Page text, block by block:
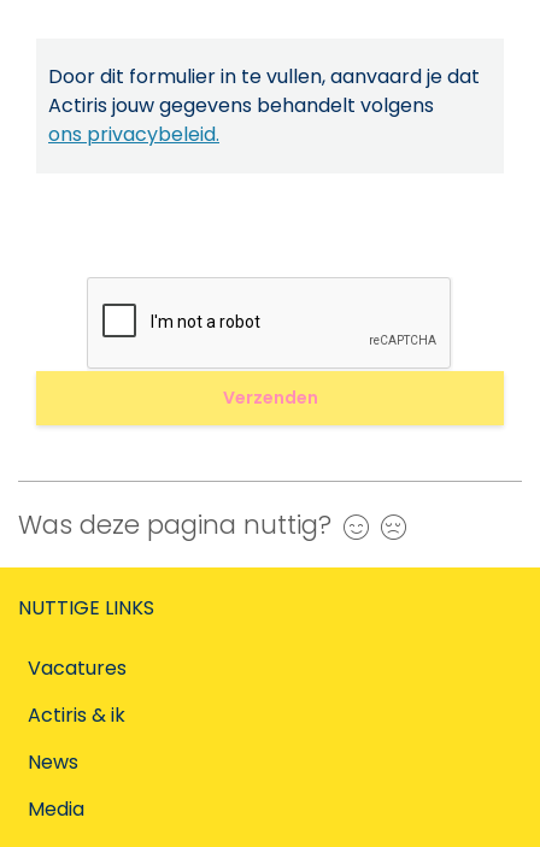
Door dit formulier in te vullen, aanvaard je dat
Actiris jouw gegevens behandelt volgens
ons privacybeleid.
Was deze pagina nuttig? Ja
NUTTIGE LINKS
Vacatures
Actiris & ik
News
Media